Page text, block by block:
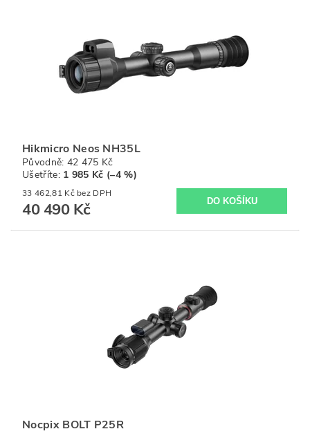
Hikmicro Neos NH35L
Původně: 42 475 Kč
Ušetříte: 1 985 Kč (–4 %)
33 462,81 Kč bez DPH
40 490 Kč
Nocpix BOLT P25R